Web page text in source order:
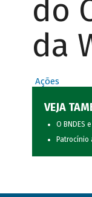
do
da
Ações
VEJA
O BNDES
Patrocínio